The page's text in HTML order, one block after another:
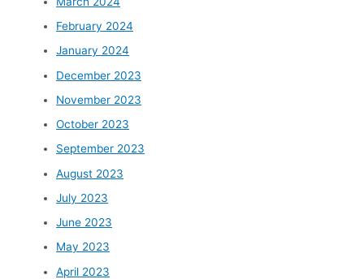
February 2024
January 2024
December 2023
November 2023
October 2023
September 2023
August 2023
July 2023
June 2023
May 2023
April 2023